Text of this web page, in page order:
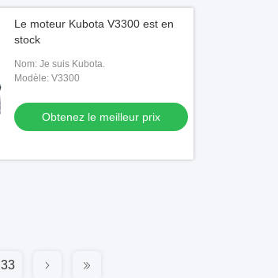
Le moteur Kubota V3300 est en
stock
Nom: Je suis Kubota.
Modèle: V3300
Obtenez le meilleur prix
33